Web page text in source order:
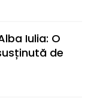
Iulia: O
de